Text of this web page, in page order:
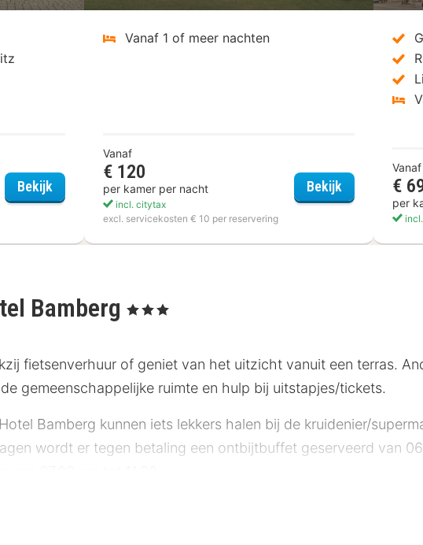
BekijkWelcome Hotel Residenzschloss Bamberg
Vanaf 1 of meer nachten
Vanaf
€ 120
per kamer per nacht
incl. citytax
excl. servicekosten € 10 per reservering
Bekijk Welcome
Vanaf
€
per
Bamberg , 3 Sterren
fietsenverhuur of geniet van het uitzicht vanuit een terras.
gemeenschappelijke ruimte en hulp bij uitstapjes/tickets.
Bamberg kunnen iets lekkers halen bij de kruidenier/
wordt er tegen betaling een ontbijtbuffet geserveerd van